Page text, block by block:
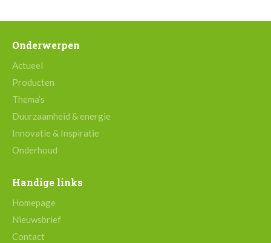
Onderwerpen
Actueel
Producten
Thema’s
Duurzaamheid & energie
Innovatie & Inspiratie
Onderhoud
Handige links
Homepage
Nieuwsbrief
Contact